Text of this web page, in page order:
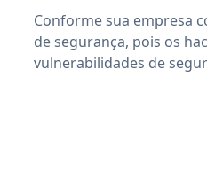
Conforme sua empresa
de segurança, pois os
vulnerabilidades de